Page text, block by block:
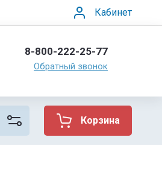
Кабинет
8-800-222-25-77
Обратный звонок
Корзина